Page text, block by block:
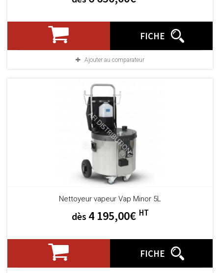
FICHE
Ajouter au comparateur
Nettoyeur vapeur Vap Minor 5L
dès 4 195,00€ HT
FICHE